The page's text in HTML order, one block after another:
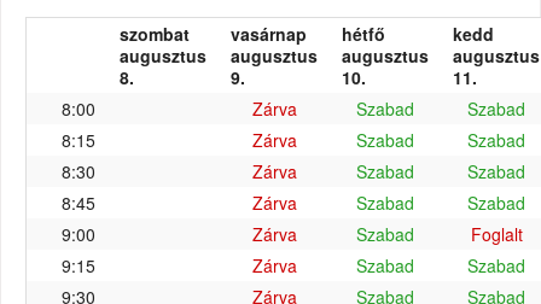
szombat
augusztus
8.
vasárnap
augusztus
9.
hétfő
augusztus
10.
kedd
augusztus
11.
8:00
Zárva Szabad
Szabad
8:15
Zárva Szabad
Szabad
8:30
Zárva Szabad
Szabad
8:45
Zárva Szabad
Szabad
9:00
Zárva Szabad
Foglalt
9:15
Zárva Szabad
Szabad
9:30
Zárva Szabad
Szabad